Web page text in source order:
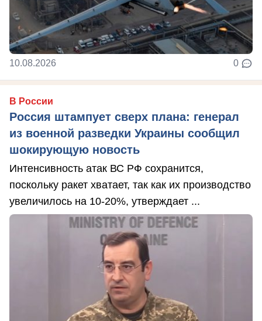
10.08.2026 0
В России
Россия штампует сверх плана: генерал
из военной разведки Украины сообщил
шокирующую новость
Интенсивность атак ВС РФ сохранится,
поскольку ракет хватает, так как их производство
увеличилось на 10-20%, утверждает ...